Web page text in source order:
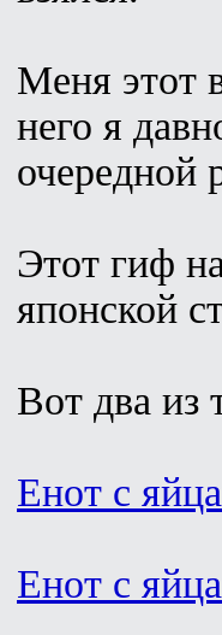
Меня этот
него я
очередной
Этот гиф
японской
Вот два из
Енот с
Енот с